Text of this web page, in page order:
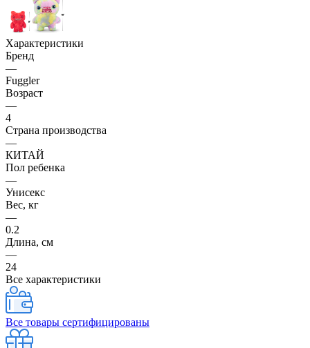
Характеристики
Бренд
—
Fuggler
Возраст
—
4
Страна производства
—
КИТАЙ
Пол ребенка
—
Унисекс
Вес, кг
—
0.2
Длина, см
—
24
Все характеристики
Все товары сертифицированы